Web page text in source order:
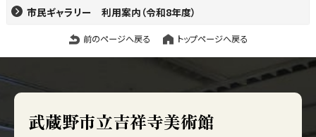
市民ギャラリー 利用案内（令和8年度）
前のページへ戻る トップページへ戻る
武蔵野市立吉祥寺美術館